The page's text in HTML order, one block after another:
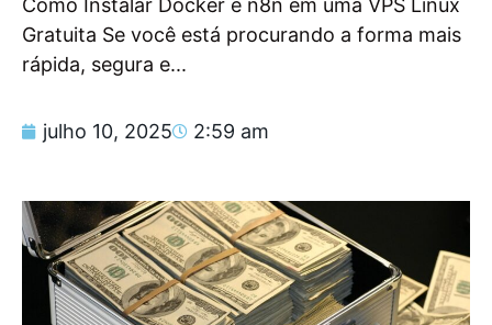
Como Instalar Docker e n8n em uma VPS Linux
Gratuita Se você está procurando a forma mais
rápida, segura e...
julho 10, 2025 2:59 am